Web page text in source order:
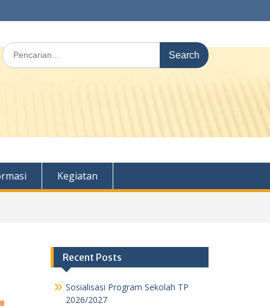
Search
for:
Kegiatan
Recent Posts
Sosialisasi Program Sekolah TP
2026/2027